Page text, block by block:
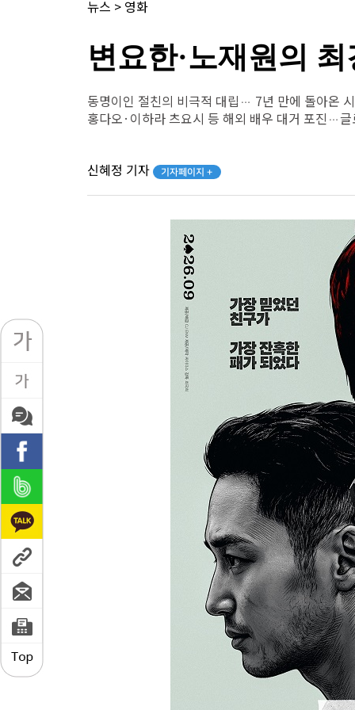
뉴스 > 영화
변요한·노재원의
동명이인 절친의 비극적 대립… 7년 만에 돌아온
홍다오·이하라 츠요시 등 해외 배우 대거 포진…글
신혜정 기자 기자페이지 +